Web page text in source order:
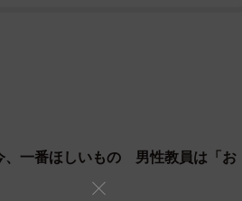
った」
40歳で教員になった年でした。1学
教師の代わりとして担任を引き継い
一番ほしいもの 男性教員は「お